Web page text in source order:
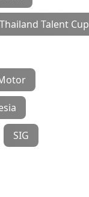
Talent Cup
SIG